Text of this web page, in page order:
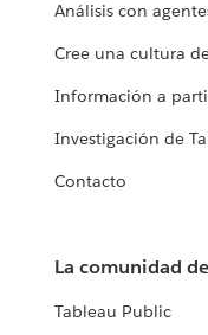
Análisis con
Cree una cultura
Información a
Investigación de
Contacto
La comunidad
Tableau Public